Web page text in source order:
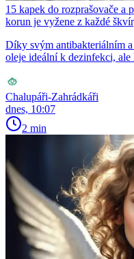
15 kapek do rozprašovače a
korun je vyžene z každé
Díky svým antibakteriálním
oleje ideální k dezinfekci,
Chalupáři-Zahrádkáři
dnes, 10:07
2 min